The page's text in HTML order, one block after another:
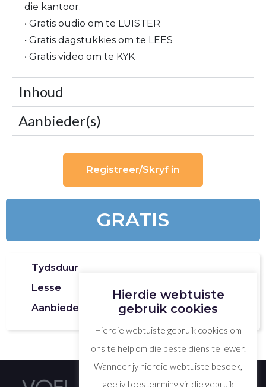
die kantoor.
• Gratis oudio om te LUISTER
• Gratis dagstukkies om te LEES
• Gratis video om te KYK
Inhoud
Aanbieder(s)
Registreer/Skryf in
GRATIS
Tydsduur
Lesse
Aanbieder(s)
Geloofsvroue
Hierdie webtuiste
gebruik cookies
Hierdie webtuiste gebruik cookies om
ons te help om die beste diens te lewer.
Wanneer jy hierdie webtuiste besoek,
gee jy toestemming vir die gebruik